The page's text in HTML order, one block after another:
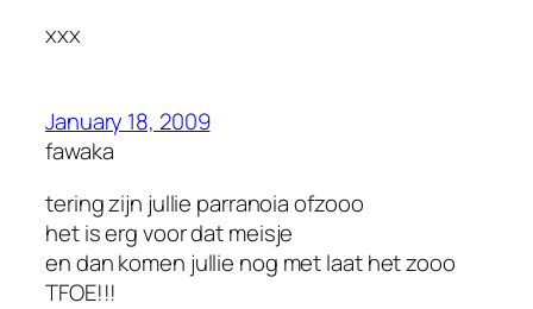
xxx
January 18, 2009
fawaka
tering zijn jullie parranoia ofzooo
het is erg voor dat meisje
en dan komen jullie nog met laat het zooo
TFOE!!!